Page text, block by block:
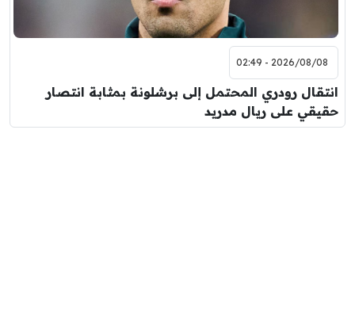
2026/08/08 - 02:49
انتقال رودري المحتمل إلى برشلونة بمثابة انتصار
حقيقي على ريال مدريد